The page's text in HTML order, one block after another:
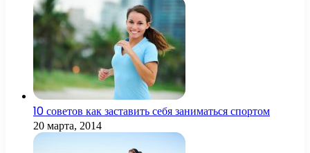
10 советов как заставить себя заниматься спортом
20 марта, 2014